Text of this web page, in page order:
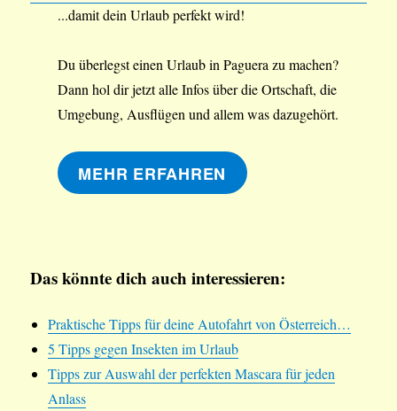
...damit dein Urlaub perfekt wird!
Du überlegst einen Urlaub in Paguera zu machen?
Dann hol dir jetzt alle Infos über die Ortschaft, die
Umgebung, Ausflügen und allem was dazugehört.
MEHR ERFAHREN
Das könnte dich auch interessieren:
Praktische Tipps für deine Autofahrt von Österreich…
5 Tipps gegen Insekten im Urlaub
Tipps zur Auswahl der perfekten Mascara für jeden
Anlass